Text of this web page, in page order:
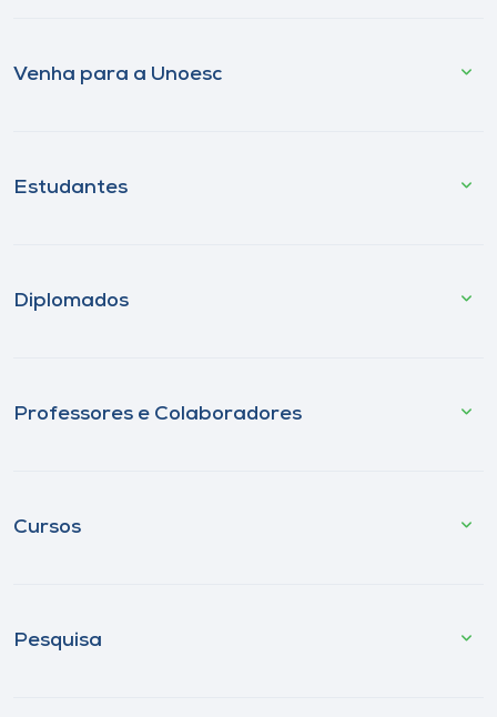
Venha para a Unoesc
Estudantes
Diplomados
Professores e Colaboradores
Cursos
Pesquisa